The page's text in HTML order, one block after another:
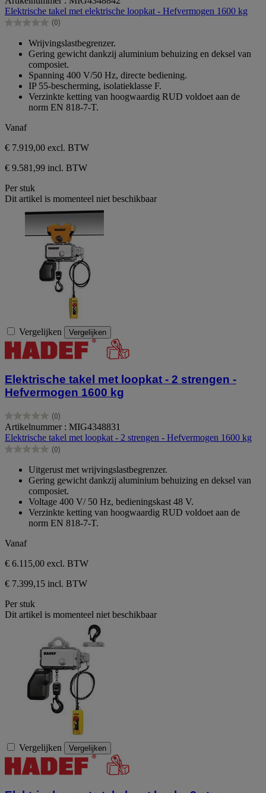
van
de
5
Elektrische takel met elektrische loopkat - Hefvermogen 1600 kg
(0)
0.0
sterren.
Wrijvingslastbegrenzer.
Gering gewicht dankzij aluminium behuizing en deksel van
composiet.
Spanning 400 V/50 Hz, directe bediening.
IP 55-bescherming, isolatieklasse F.
Verzinkte ketting van hoogwaardig RUD voldoet aan de
norm EN 818-7-T.
Vanaf
€ 7.919,00 excl. BTW
€ 9.581,99 incl. BTW
Per stuk
Dit artikel is momenteel niet beschikbaar
Vergelijken Vergelijken
Elektrische takel met loopkat - 2 strengen -
Hefvermogen 1600 kg
(0)
0.0
van
de
5
Artikelnummer : MIG4348831
Elektrische takel met loopkat - 2 strengen - Hefvermogen 1600 kg
(0)
0.0
sterren.
Uitgerust met wrijvingslastbegrenzer.
Gering gewicht dankzij aluminium behuizing en deksel van
composiet.
Voltage 400 V/ 50 Hz, bedieningskast 48 V.
Verzinkte ketting van hoogwaardig RUD voldoet aan de
norm EN 818-7-T.
Vanaf
€ 6.115,00 excl. BTW
€ 7.399,15 incl. BTW
Per stuk
Dit artikel is momenteel niet beschikbaar
Vergelijken Vergelijken